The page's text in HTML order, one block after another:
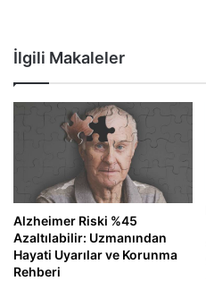
İlgili Makaleler
Alzheimer Riski %45
Azaltılabilir: Uzmanından
Hayati Uyarılar ve Korunma
Rehberi